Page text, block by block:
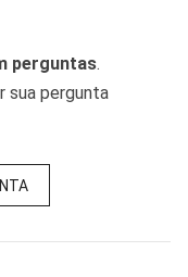
perguntas.
sua pergunta